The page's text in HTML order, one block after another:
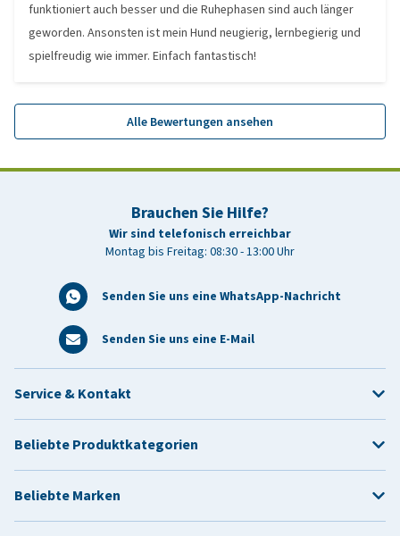
funktioniert auch besser und die Ruhephasen sind auch länger
geworden. Ansonsten ist mein Hund neugierig, lernbegierig und
spielfreudig wie immer. Einfach fantastisch!
Alle Bewertungen ansehen
Brauchen Sie Hilfe?
Wir sind telefonisch erreichbar
Montag bis Freitag: 08:30 - 13:00 Uhr
Senden Sie uns eine WhatsApp-Nachricht
Senden Sie uns eine E-Mail
Service & Kontakt
Beliebte Produktkategorien
Beliebte Marken